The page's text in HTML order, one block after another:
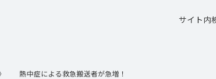
サイト内
熱中症による救急搬送者が急増！